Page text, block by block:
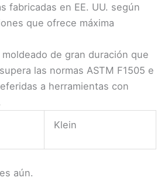
fabricadas en EE. UU. según
que ofrece máxima
de gran duración que
las normas ASTM F1505 e
a herramientas con
Klein
aún.